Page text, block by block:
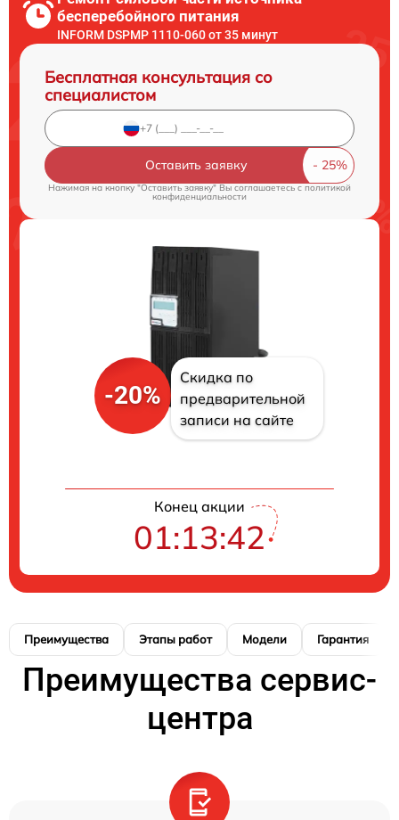
бесперебойного питания
INFORM DSPMP 1110-060 от 35 минут
Бесплатная консультация со
специалистом
Оставить заявку
Нажимая на кнопку "Оставить заявку" Вы соглашаетесь cполитикой
конфиденциальности
-20%
Скидка по
предварительной
записи на сайте
Конец акции
01:13:41
Преимущества Этапы работ Модели Гарантия
Преимущества сервис-
центра